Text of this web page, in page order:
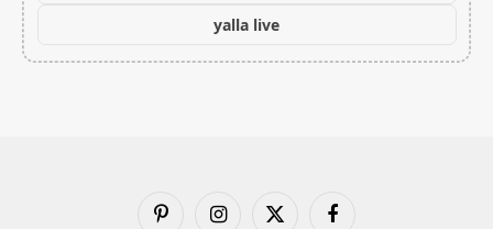
yalla live
فيسبوك X الانستغرامبينتيريست